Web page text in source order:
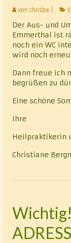
Vita
Kontakt
Datenschutz
von chrisbe
Der Aus- und
Emmerthal ist
noch ein WC
wird noch
Dann freue ich
begrüßen zu
Eine schöne
Ihre
Heilpraktikerin
Christiane